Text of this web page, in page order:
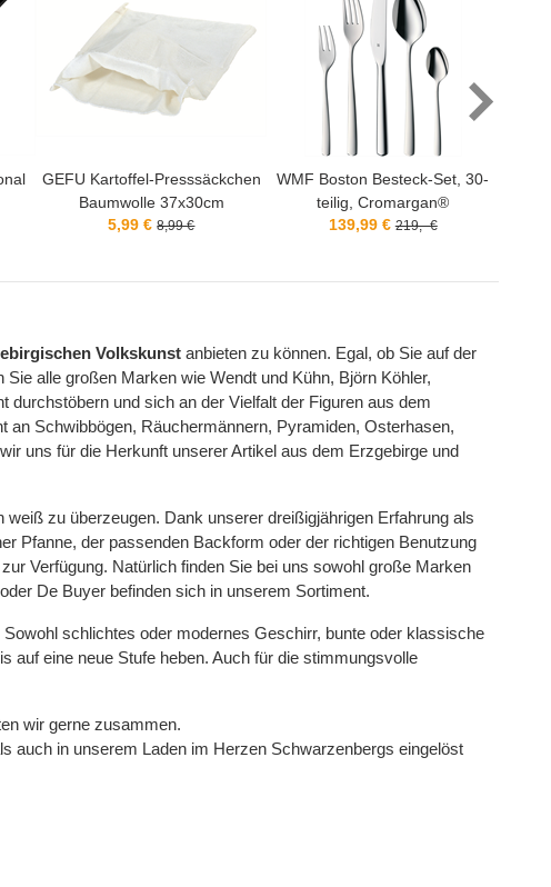
WMF Boston Besteck-Set, 30-
teilig, Cromargan®
139,99 € 219,- €
SILIT Bratpfanne Professional
hoch Silargan Ø28cm
89,99 € 99,99 €
Volkskunst anbieten zu können. Egal, ob Sie auf der
alle großen Marken wie Wendt und Kühn, Björn Köhler,
und sich an der Vielfalt der Figuren aus dem
an Schwibbögen, Räuchermännern, Pyramiden, Osterhasen,
uns für die Herkunft unserer Artikel aus dem Erzgebirge und
zu überzeugen. Dank unserer dreißigjährigen Erfahrung als
Pfanne, der passenden Backform oder der richtigen Benutzung
Verfügung. Natürlich finden Sie bei uns sowohl große Marken
De Buyer befinden sich in unserem Sortiment.
schlichtes oder modernes Geschirr, bunte oder klassische
eine neue Stufe heben. Auch für die stimmungsvolle
wir gerne zusammen.
auch in unserem Laden im Herzen Schwarzenbergs eingelöst